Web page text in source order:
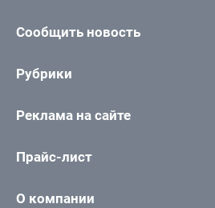
Сообщить новость
Рубрики
Реклама на сайте
Прайс-лист
О компании